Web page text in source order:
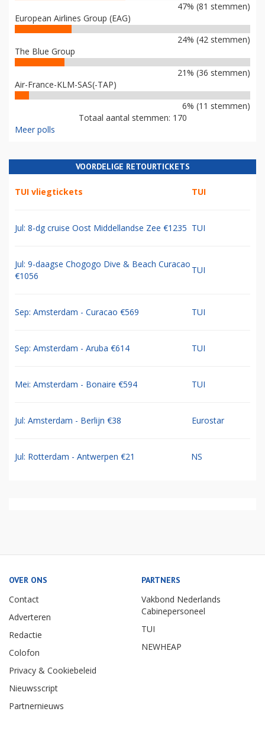
47% (81 stemmen)
European Airlines Group (EAG)
24% (42 stemmen)
The Blue Group
21% (36 stemmen)
Air-France-KLM-SAS(-TAP)
6% (11 stemmen)
Totaal aantal stemmen: 170
Meer polls
VOORDELIGE RETOURTICKETS
TUI vliegtickets TUI
Jul: 8-dg cruise Oost Middellandse Zee €1235 TUI
Jul: 9-daagse Chogogo Dive & Beach Curacao
€1056
TUI
Sep: Amsterdam - Curacao €569 TUI
Sep: Amsterdam - Aruba €614 TUI
Mei: Amsterdam - Bonaire €594 TUI
Jul: Amsterdam - Berlijn €38 Eurostar
Jul: Rotterdam - Antwerpen €21 NS
OVER ONS
Contact
Adverteren
Redactie
Colofon
Privacy & Cookiebeleid
Nieuwsscript
Partnernieuws
PARTNERS
Vakbond Nederlands
Cabinepersoneel
TUI
NEWHEAP